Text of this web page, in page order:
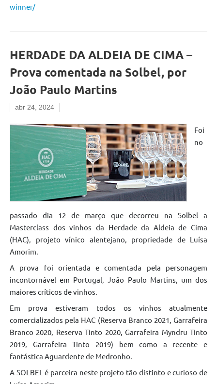
winner/
HERDADE DA ALDEIA DE CIMA –
Prova comentada na Solbel, por
João Paulo Martins
abr 24, 2024
Foi
no
passado dia 12 de março que decorreu na Solbel a
Masterclass dos vinhos da Herdade da Aldeia de Cima
(HAC), projeto vínico alentejano, propriedade de Luísa
Amorim.
A prova foi orientada e comentada pela personagem
incontornável em Portugal, João Paulo Martins, um dos
maiores críticos de vinhos.
Em prova estiveram todos os vinhos atualmente
comercializados pela HAC (Reserva Branco 2021, Garrafeira
Branco 2020, Reserva Tinto 2020, Garrafeira Myndru Tinto
2019, Garrafeira Tinto 2019) bem como a recente e
fantástica Aguardente de Medronho.
A SOLBEL é parceira neste projeto tão distinto e curioso de